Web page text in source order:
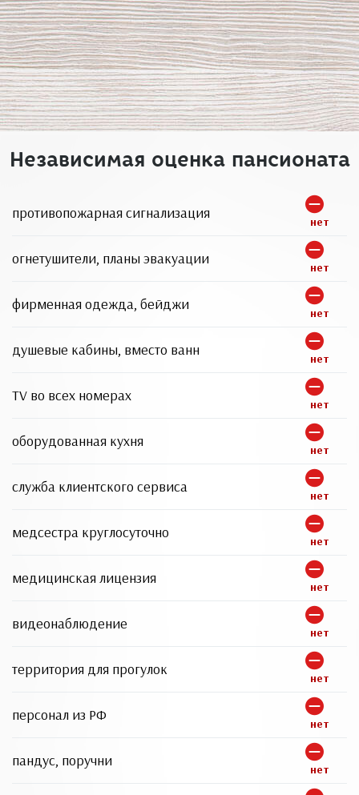
Независимая оценка пансионата
противопожарная сигнализация нет
огнетушители, планы эвакуации нет
фирменная одежда, бейджи нет
душевые кабины, вместо ванн нет
TV во всех номерах нет
оборудованная кухня нет
служба клиентского сервиса нет
медсестра круглосуточно нет
медицинская лицензия нет
видеонаблюдение нет
территория для прогулок нет
персонал из РФ нет
пандус, поручни нет